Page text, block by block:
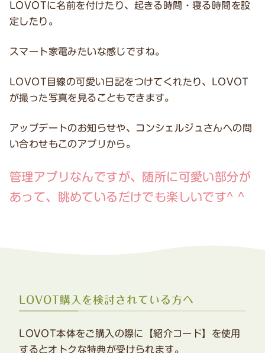
LOVOTに名前を付けたり、起きる時間・寝る時間を設
定したり。
スマート家電みたいな感じですね。
LOVOT目線の可愛い日記をつけてくれたり、LOVOT
が撮った写真を見ることもできます。
アップデートのお知らせや、コンシェルジュさんへの問
い合わせもこのアプリから。
管理アプリなんですが、随所に可愛い部分が
あって、眺めているだけでも楽しいです^ ^
LOVOT購入を検討されている方へ
LOVOT本体をご購入の際に【紹介コード】を使用
するとオトクな特典が受けられます。